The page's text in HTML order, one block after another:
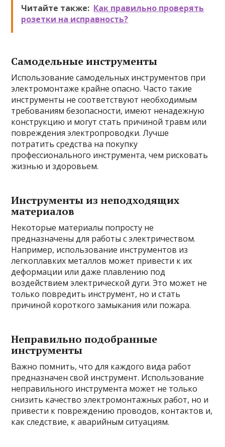
Читайте также: Как правильно проверять
розетки на исправность?
Самодельные инструменты
Использование самодельных инструментов при
электромонтаже крайне опасно. Часто такие
инструменты не соответствуют необходимым
требованиям безопасности, имеют ненадежную
конструкцию и могут стать причиной травм или
повреждения электропроводки. Лучше
потратить средства на покупку
профессионального инструмента, чем рисковать
жизнью и здоровьем.
Инструменты из неподходящих
материалов
Некоторые материалы попросту не
предназначены для работы с электричеством.
Например, использование инструментов из
легкоплавких металлов может привести к их
деформации или даже плавлению под
воздействием электрической дуги. Это может не
только повредить инструмент, но и стать
причиной короткого замыкания или пожара.
Неправильно подобранные
инструменты
Важно помнить, что для каждого вида работ
предназначен свой инструмент. Использование
неправильного инструмента может не только
снизить качество электромонтажных работ, но и
привести к повреждению проводов, контактов и,
как следствие, к аварийным ситуациям.